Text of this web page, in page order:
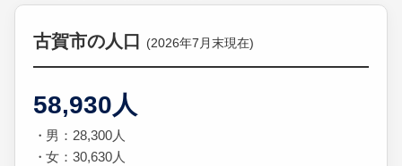
古賀市の人口 (2026年7月末現在)
58,930人
男：28,300人
女：30,630人